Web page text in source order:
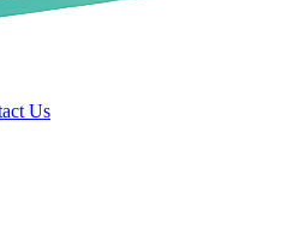
Us